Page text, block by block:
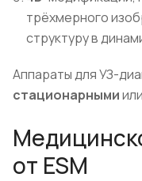
трёхмерного
структуру в
Аппараты для УЗ-
стационарнымиили
от ESM